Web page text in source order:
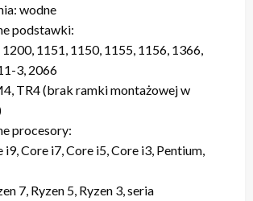
wodne
podstawki:
1151, 1150, 1155, 1156, 1366,
3, 2066
TR4 (brak ramki montażowej w
procesory:
i9, Core i7, Core i5, Core i3, Pentium,
7, Ryzen 5, Ryzen 3, seria